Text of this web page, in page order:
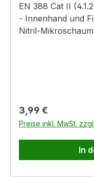
EN 388 Cat II
- Innenhand und
Nitril-
Regulärer Preis:
3,99 €
Preise inkl. MwSt.
In